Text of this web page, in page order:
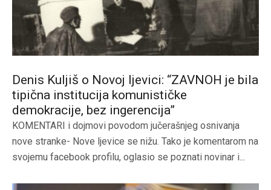
Denis Kuljiš o Novoj ljevici: “ZAVNOH je bila
tipična institucija komunističke
demokracije, bez ingerencija”
KOMENTARI i dojmovi povodom jučerašnjeg osnivanja
nove stranke- Nove ljevice se nižu. Tako je komentarom na
svojemu facebook profilu, oglasio se poznati novinar i...